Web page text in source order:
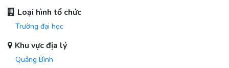
Loại hình tổ chức
Trường đại học
Khu vực địa lý
Quảng Bình